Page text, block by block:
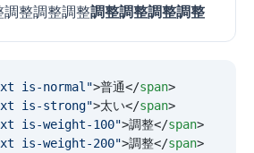
調整調整調整調整調整調整調整
is-normal ">普通</span>
is-strong">太い</span>
is-weight-100">調整</span>
is-weight-200">調整</span>